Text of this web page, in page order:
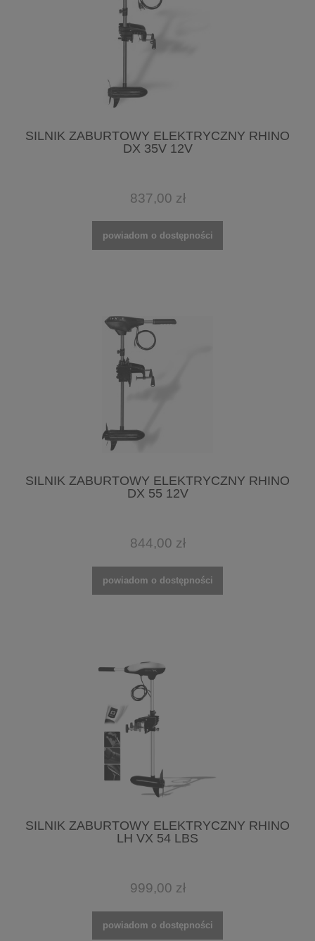
SILNIK ZABURTOWY ELEKTRYCZNY RHINO
DX 35V 12V
837,00 zł
powiadom o dostępności
SILNIK ZABURTOWY ELEKTRYCZNY RHINO
DX 55 12V
844,00 zł
powiadom o dostępności
SILNIK ZABURTOWY ELEKTRYCZNY RHINO
LH VX 54 LBS
999,00 zł
powiadom o dostępności